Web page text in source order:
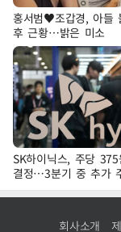
홍서범♥조갑경, 아들
후 근황…밝은 미소
SK하이닉스, 주당
결정…3분기 중 추가
표
회사소개